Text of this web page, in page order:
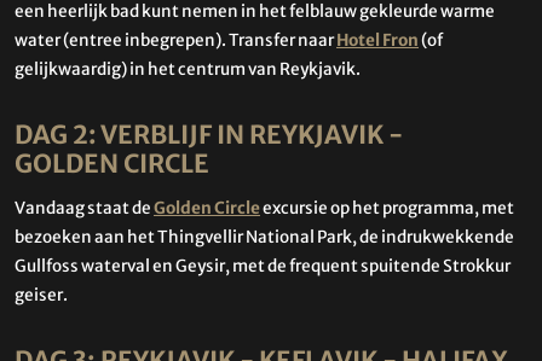
een heerlijk bad kunt nemen in het felblauw gekleurde warme
water (entree inbegrepen). Transfer naarHotel Fron(of
gelijkwaardig) in het centrum van Reykjavik.
DAG 2: VERBLIJF IN REYKJAVIK -
GOLDEN CIRCLE
Vandaag staat deGolden Circleexcursie op het programma, met
bezoeken aan het Thingvellir National Park, de indrukwekkende
Gullfoss waterval en Geysir, met de frequent spuitende Strokkur
geiser.